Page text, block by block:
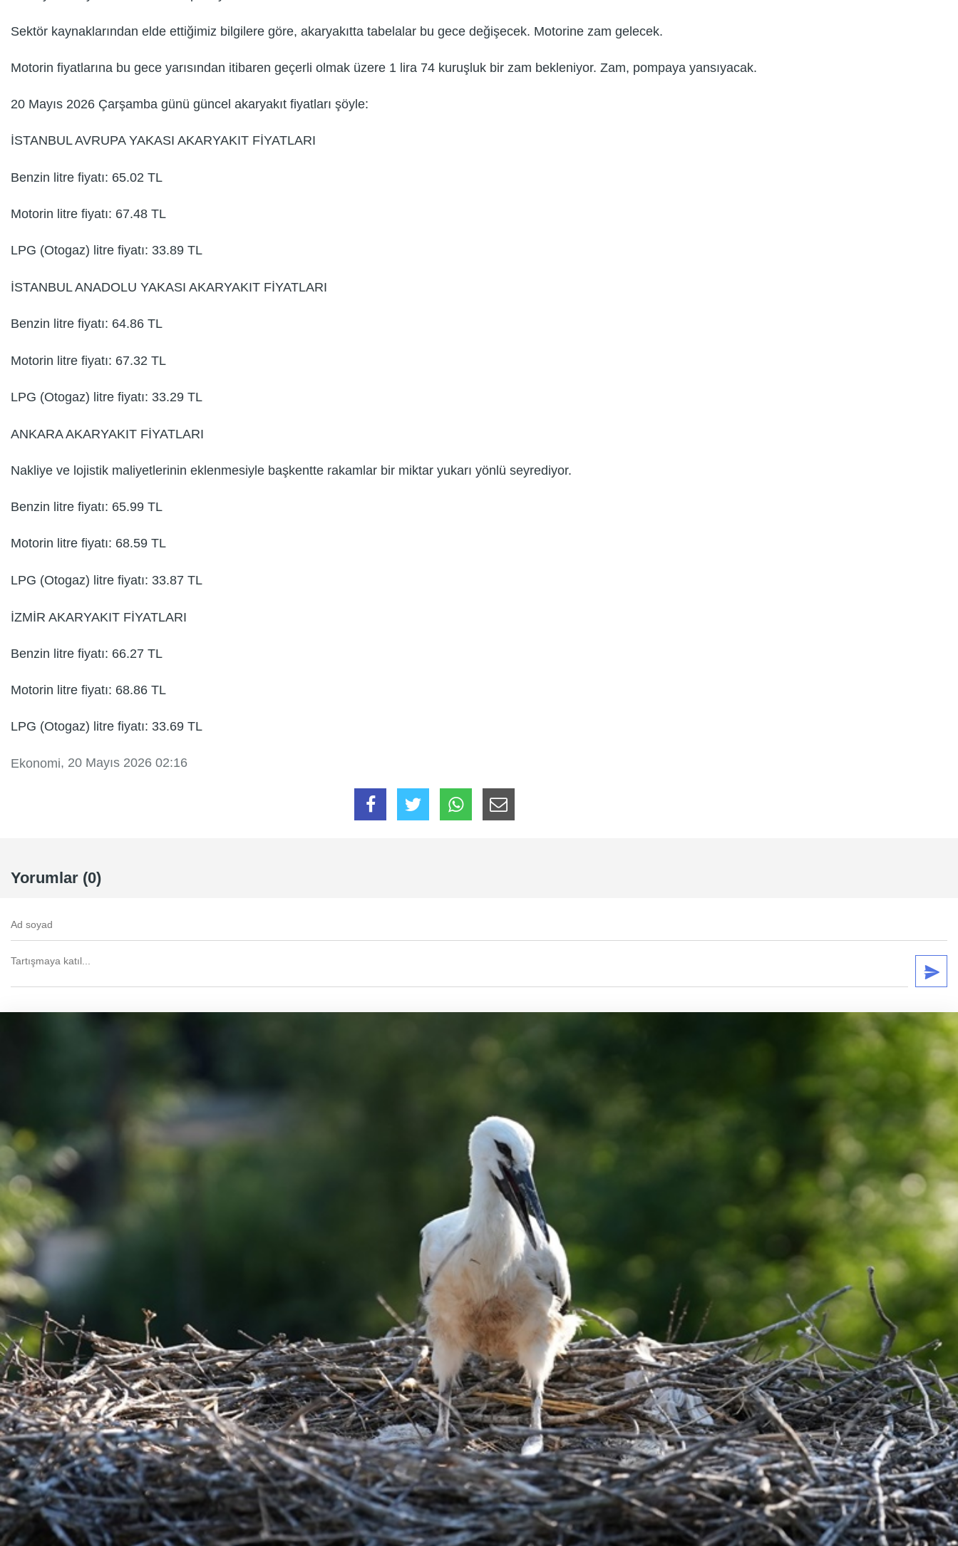
Sektör kaynaklarından elde ettiğimiz bilgilere göre, akaryakıtta tabelalar bu gece değişecek. Motorine zam gelecek.
Motorin fiyatlarına bu gece yarısından itibaren geçerli olmak üzere 1 lira 74 kuruşluk bir zam bekleniyor. Zam, pompaya yansıyacak.
20 Mayıs 2026 Çarşamba günü güncel akaryakıt fiyatları şöyle:
İSTANBUL AVRUPA YAKASI AKARYAKIT FİYATLARI
Benzin litre fiyatı: 65.02 TL
Motorin litre fiyatı: 67.48 TL
LPG (Otogaz) litre fiyatı: 33.89 TL
İSTANBUL ANADOLU YAKASI AKARYAKIT FİYATLARI
Benzin litre fiyatı: 64.86 TL
Motorin litre fiyatı: 67.32 TL
LPG (Otogaz) litre fiyatı: 33.29 TL
ANKARA AKARYAKIT FİYATLARI
Nakliye ve lojistik maliyetlerinin eklenmesiyle başkentte rakamlar bir miktar yukarı yönlü seyrediyor.
Benzin litre fiyatı: 65.99 TL
Motorin litre fiyatı: 68.59 TL
LPG (Otogaz) litre fiyatı: 33.87 TL
İZMİR AKARYAKIT FİYATLARI
Benzin litre fiyatı: 66.27 TL
Motorin litre fiyatı: 68.86 TL
LPG (Otogaz) litre fiyatı: 33.69 TL
Ekonomi, 20 Mayıs 2026 02:16
Yorumlar (0)